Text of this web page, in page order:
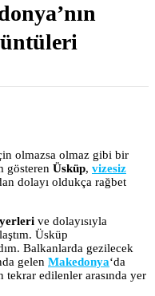
olmazsa olmaz gibi bir
gösteren Üsküp, vizesiz
dolayı oldukça rağbet
yerleri ve dolayısıyla
Üsküp
Balkanlarda gezilecek
gelen Makedonya‘da
edilenler arasında yer